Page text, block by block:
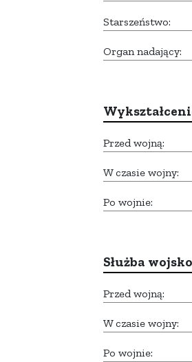
Starszeństwo:
Organ nadający:
Przed wojną:
W czasie wojny:
Po wojnie:
Służba
Przed wojną:
W czasie wojny:
Po wojnie: